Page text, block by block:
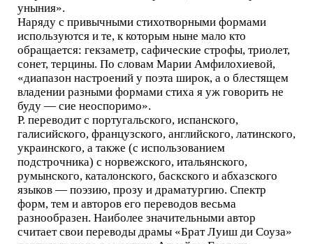
уныния».
Наряду с привычными стихотворными формами
используются и те, к которым ныне мало кто
обращается: гекзаметр, сафические строфы, триолет,
сонет, терцины. По словам Марии Амфилохиевой,
«диапазон настроений у поэта широк, а о блестящем
владении разными формами стиха я уж говорить не
буду — сие неоспоримо».
Р. переводит с португальского, испанского,
галисийского, французского, английского, латинского,
украинского, а также (с использованием
подстрочника) с норвежского, итальянского,
румынского, каталонского, баскского и абхазского
языков — поэзию, прозу и драматургию. Спектр
форм, тем и авторов его переводов весьма
разнообразен. Наиболее значительными автор
считает свои переводы драмы «Брат Луиш ди Соуза»